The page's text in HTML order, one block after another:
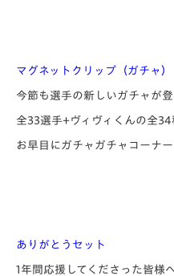
マグネットクリップ（ガチャ
今節も選手の新しいガチャが登
全33選手+ヴィヴィくんの全34
お早目にガチャガチャコーナ
ありがとうセット
1年間応援してくださった皆様